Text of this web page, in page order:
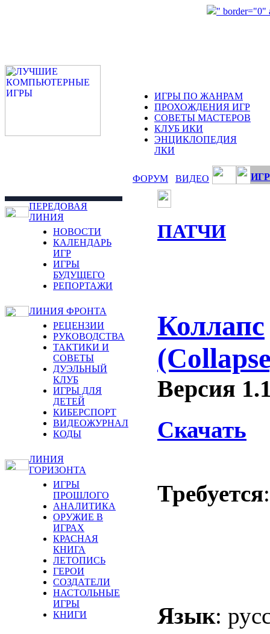
" border="0"
ИГРЫ ПО ЖАНРАМ
ПРОХОЖДЕНИЯ ИГР
СОВЕТЫ МАСТЕРОВ
КЛУБ ИКИ
ЭНЦИКЛОПЕДИЯ
ЛКИ
ФОРУМ ВИДЕО
ПЕРЕДОВАЯ
ЛИНИЯ
НОВОСТИ
КАЛЕНДАРЬ
ИГР
ИГРЫ
БУДУЩЕГО
РЕПОРТАЖИ
ЛИНИЯ ФРОНТА
РЕЦЕНЗИИ
РУКОВОДСТВА
ТАКТИКИ И
СОВЕТЫ
ДУЭЛЬНЫЙ
КЛУБ
ИГРЫ ДЛЯ
ДЕТЕЙ
КИБЕРСПОРТ
ВИДЕОЖУРНАЛ
КОДЫ
ЛИНИЯ
ГОРИЗОНТА
ИГРЫ
ПРОШЛОГО
АНАЛИТИКА
ОРУЖИЕ В
ИГРАХ
КРАСНАЯ
КНИГА
ЛЕТОПИСЬ
ГЕРОИ
СОЗДАТЕЛИ
НАСТОЛЬНЫЕ
ИГРЫ
КНИГИ
ПАТЧИ
Коллапс
Версия
Скачать
Требуется
Язык: